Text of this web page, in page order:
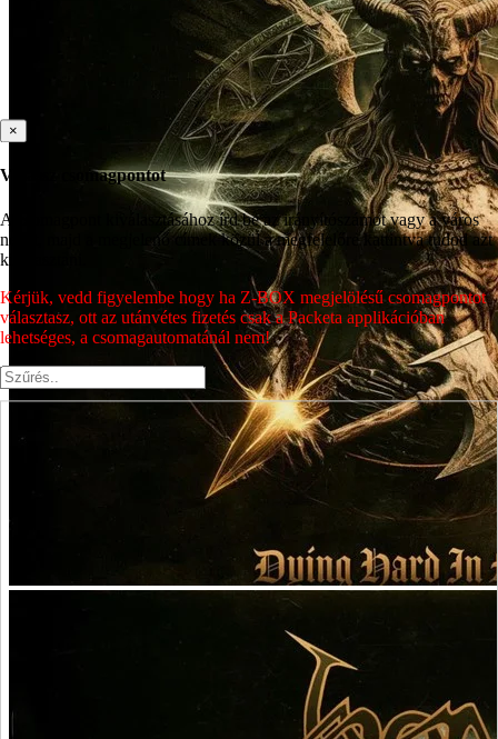
×
Válassz csomagpontot
A csomagpont kiválasztásához írd be az irányítószámot vagy a város
nevét, majd a megjelenő címek közül a megfelelőre kattintva tudod azt
kiválasztani.
Kérjük, vedd figyelembe hogy ha Z-BOX megjelölésű csomagpontot
választasz, ott az utánvétes fizetés csak a Packeta applikációban
lehetséges, a csomagautomatánál nem!